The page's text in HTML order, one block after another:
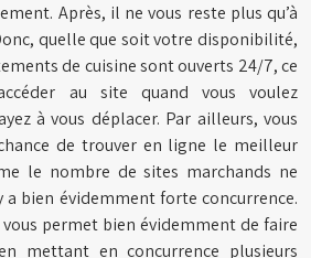
Après, il ne vous reste plus qu’à
quelle que soit votre disponibilité,
de cuisine sont ouverts 24/7, ce
au site quand vous voulez
à vous déplacer. Par ailleurs, vous
de trouver en ligne le meilleur
le nombre de sites marchands ne
a bien évidemment forte concurrence.
permet bien évidemment de faire
mettant en concurrence plusieurs